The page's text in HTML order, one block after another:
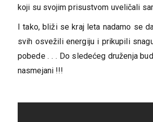
koji su svojim prisustvom uveličali
I tako, bliži se kraj leta nadamo se
svih osvežili energiju i prikupili
pobede . . . Do sledećeg druženja
nasmejani !!!